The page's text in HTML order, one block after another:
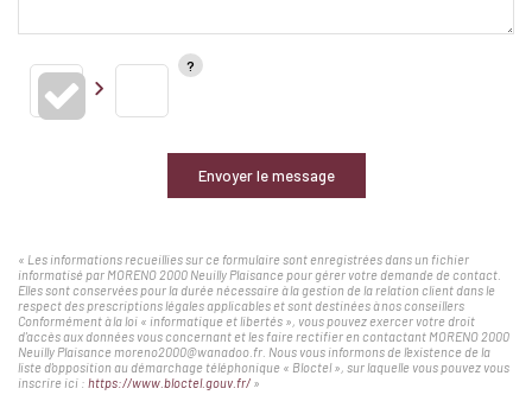
Envoyer le message
« Les informations recueillies sur ce formulaire sont enregistrées dans un fichier
informatisé par MORENO 2000 Neuilly Plaisance pour gérer votre demande de contact.
Elles sont conservées pour la durée nécessaire à la gestion de la relation client dans le
respect des prescriptions légales applicables et sont destinées à nos conseillers
Conformément à la loi « informatique et libertés », vous pouvez exercer votre droit
d'accès aux données vous concernant et les faire rectifier en contactant MORENO 2000
Neuilly Plaisance moreno2000@wanadoo.fr. Nous vous informons de l'existence de la
liste d'opposition au démarchage téléphonique « Bloctel », sur laquelle vous pouvez vous
inscrire ici : https://www.bloctel.gouv.fr/ »